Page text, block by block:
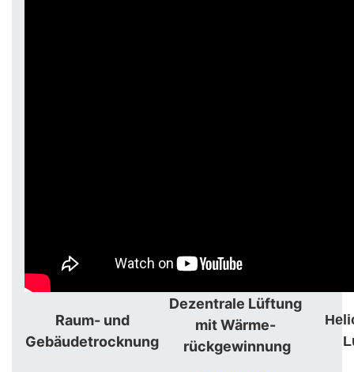
Raum- und
Gebäudetrocknung
Dezentrale Lüftung
mit Wärme-
rückgewinnung